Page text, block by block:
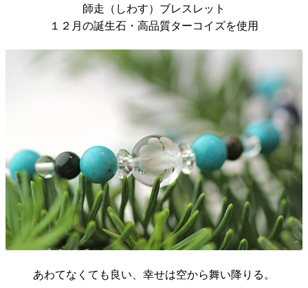
師走（しわす）ブレスレット
１２月の誕生石・高品質ターコイズを使用
あわてなくても良い、幸せは空から舞い降りる。